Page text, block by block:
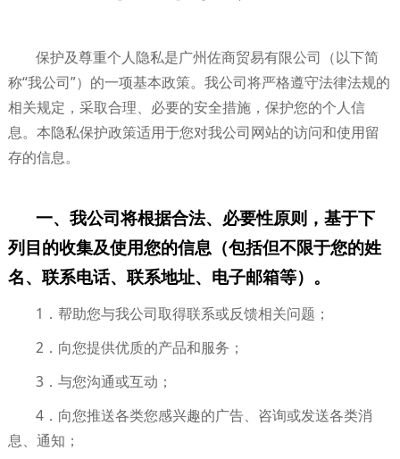
保护及尊重个人隐私是广州佐商贸易有限公司（以下简
称“我公司”）的一项基本政策。我公司将严格遵守法律法规的
相关规定，采取合理、必要的安全措施，保护您的个人信
息。本隐私保护政策适用于您对我公司网站的访问和使用留
存的信息。
一、我公司将根据合法、必要性原则，基于下
列目的收集及使用您的信息（包括但不限于您的姓
名、联系电话、联系地址、电子邮箱等）。
1．帮助您与我公司取得联系或反馈相关问题；
2．向您提供优质的产品和服务；
3．与您沟通或互动；
4．向您推送各类您感兴趣的广告、咨询或发送各类消
息、通知；